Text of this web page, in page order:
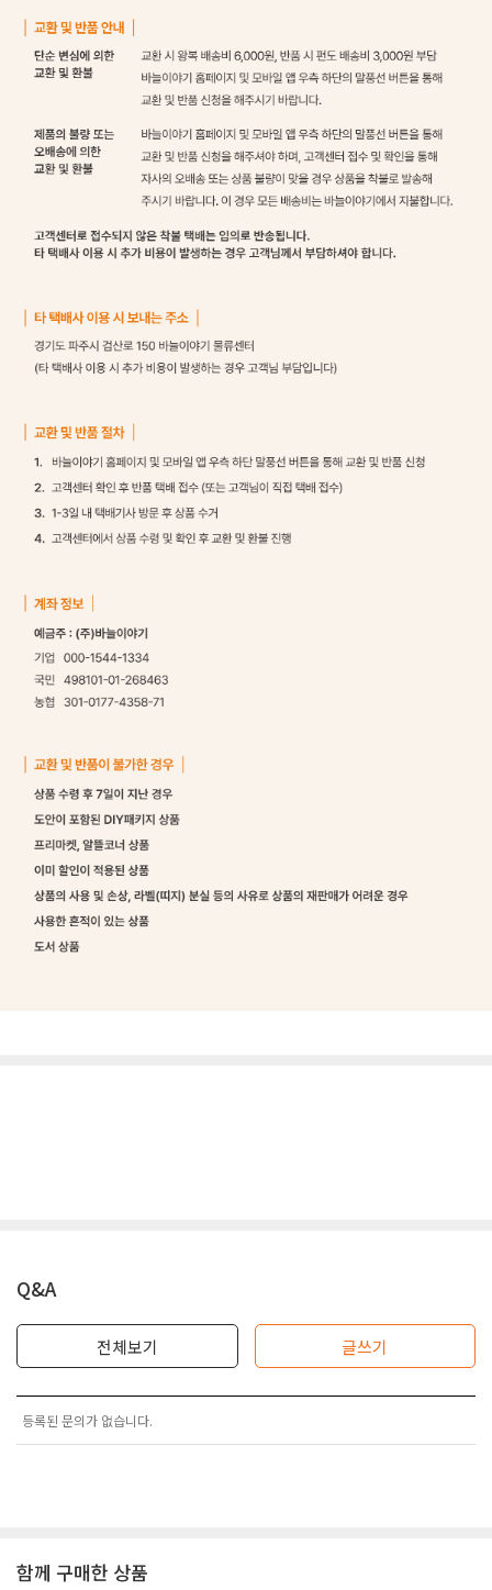
Q&A
전체보기 글쓰기
등록된 문의가 없습니다.
함께 구매한 상품